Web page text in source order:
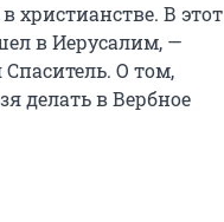
христианстве. В этот
в Иерусалим, —
О том,
делать в Вербное